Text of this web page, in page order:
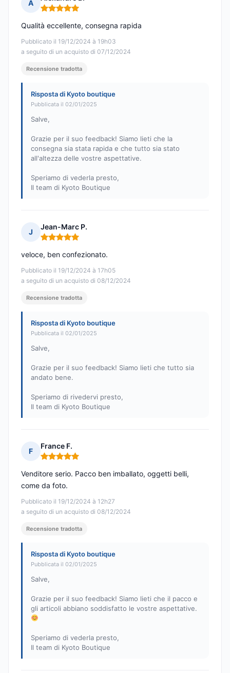
A
Nota: 5 su 5
Pubblicato il 19/12/2024 à 19h03
a seguito di un acquisto di 07/12/2024
Qualità eccellente, consegna rapida
Recensione tradotta
Risposta di Kyoto boutique
Pubblicata il 02/01/2025
Salve,
Grazie per il suo feedback! Siamo lieti che la
consegna sia stata rapida e che tutto sia stato
all'altezza delle vostre aspettative.
Speriamo di vederla presto,
Il team di Kyoto Boutique
J
Jean-Marc P.
Nota: 5 su 5
Pubblicato il 19/12/2024 à 17h05
a seguito di un acquisto di 08/12/2024
veloce, ben confezionato.
Recensione tradotta
Risposta di Kyoto boutique
Pubblicata il 02/01/2025
Salve,
Grazie per il suo feedback! Siamo lieti che tutto sia
andato bene.
Speriamo di rivedervi presto,
Il team di Kyoto Boutique
F
France F.
Nota: 5 su 5
Pubblicato il 19/12/2024 à 12h27
a seguito di un acquisto di 08/12/2024
Venditore serio. Pacco ben imballato, oggetti belli,
come da foto.
Recensione tradotta
Risposta di Kyoto boutique
Pubblicata il 02/01/2025
Salve,
Grazie per il suo feedback! Siamo lieti che il pacco e
gli articoli abbiano soddisfatto le vostre aspettative.
Speriamo di vederla presto,
Il team di Kyoto Boutique